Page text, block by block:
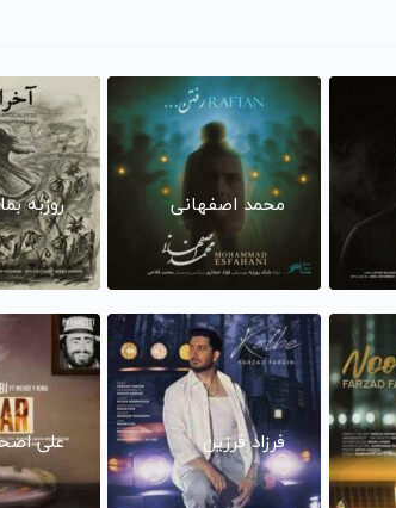
محمد اصفهانی روزبه
فرزاد فرزین علی